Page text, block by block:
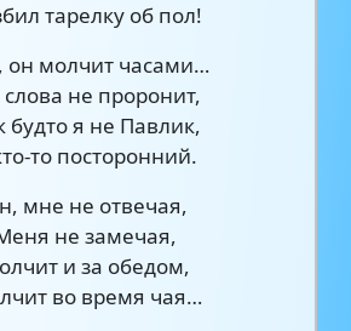
тарелку об пол!
он молчит часами…
не проронит,
будто я не Павлик,
то посторонний.
мне не отвечая,
не замечая,
и за обедом,
во время чая…